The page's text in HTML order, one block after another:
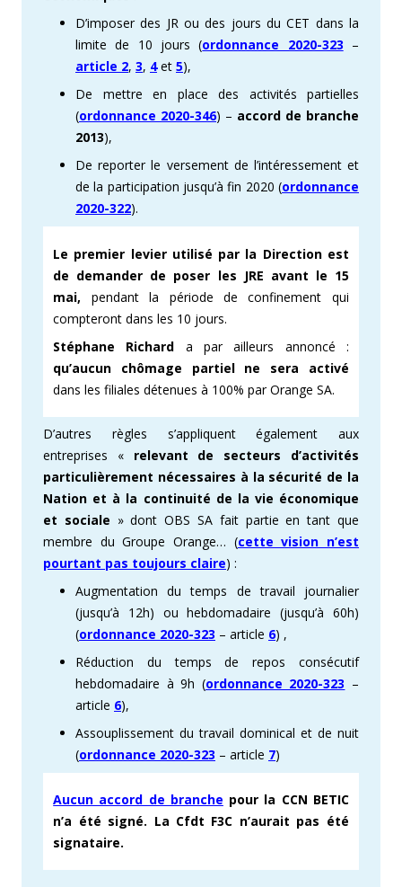
D’imposer des JR ou des jours du CET dans la
limite de 10 jours (ordonnance 2020-323 –
article 2, 3, 4et 5),
De mettre en place des activités partielles
(ordonnance 2020-346) – accord de branche
2013),
De reporter le versement de l’intéressement et
de la participation jusqu’à fin 2020 (ordonnance
2020-322).
Le premier levier utilisé par la Direction est
de demander de poser les JRE avant le 15
mai, pendant la période de confinement qui
compteront dans les 10 jours.
Stéphane Richard a par ailleurs annoncé :
qu’aucun chômage partiel ne sera activé
dans les filiales détenues à 100% par Orange SA.
D’autres règles s’appliquent également aux
entreprises « relevant de secteurs d’activités
particulièrement nécessaires à la sécurité de la
Nation et à la continuité de la vie économique
et sociale » dont OBS SA fait partie en tant que
membre du Groupe Orange… (cette vision n’est
pourtant pas toujours claire) :
Augmentation du temps de travail journalier
(jusqu’à 12h) ou hebdomadaire (jusqu’à 60h)
(ordonnance 2020-323 – article 6) ,
Réduction du temps de repos consécutif
hebdomadaire à 9h (ordonnance 2020-323 –
article 6),
Assouplissement du travail dominical et de nuit
(ordonnance 2020-323 – article 7)
Aucun accord de branche pour la CCN BETIC
n’a été signé. La Cfdt F3C n’aurait pas été
signataire.